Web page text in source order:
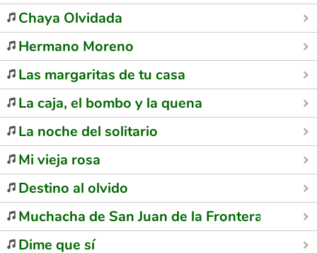
Chaya Olvidada
Hermano Moreno
Las margaritas de tu casa
La caja, el bombo y la quena
La noche del solitario
Mi vieja rosa
Destino al olvido
Muchacha de San Juan de la Frontera
Dime que sí